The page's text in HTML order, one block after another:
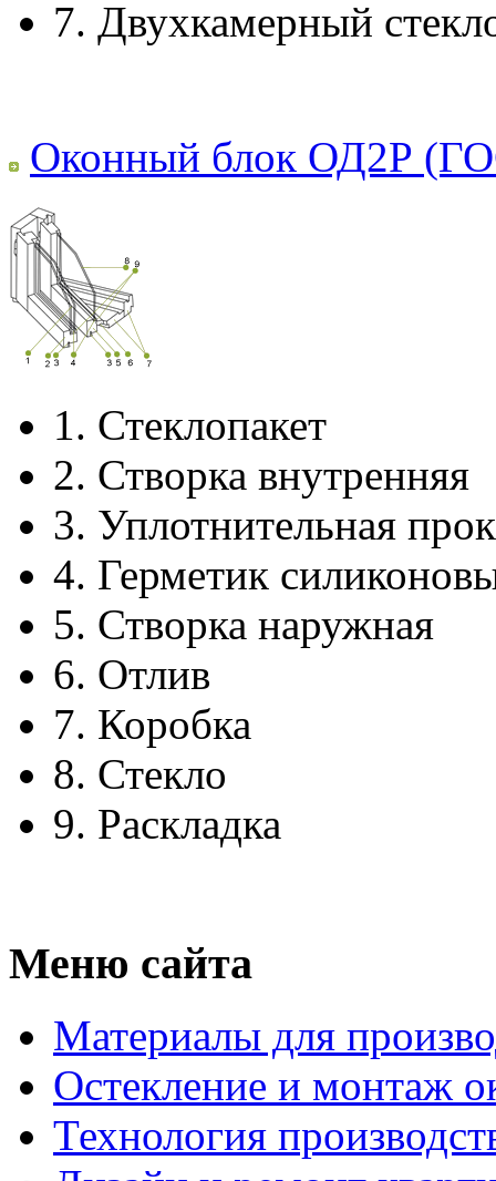
7. Двухкамерный
Оконный блок ОД2Р
1. Стеклопакет
2. Створка внутренняя
3. Уплотнительная
4. Герметик
5. Створка наружная
6. Отлив
7. Коробка
8. Стекло
9. Раскладка
Меню сайта
Материалы для
Остекление и монтаж
Технология